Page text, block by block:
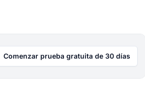
Comenzar prueba gratuita de 30 días